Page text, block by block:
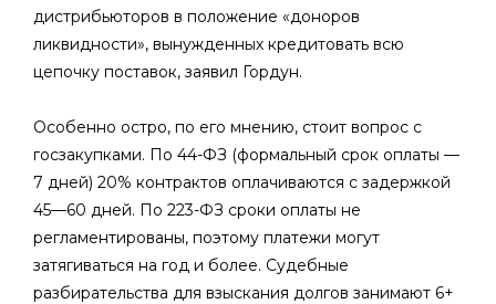
дистрибьюторов в положение «доноров
ликвидности», вынужденных кредитовать всю
цепочку поставок, заявил Гордун.
Особенно остро, по его мнению, стоит вопрос с
госзакупками. По 44-ФЗ (формальный срок оплаты —
7 дней) 20% контрактов оплачиваются с задержкой
45—60 дней. По 223-ФЗ сроки оплаты не
регламентированы, поэтому платежи могут
затягиваться на год и более. Судебные
разбирательства для взыскания долгов занимают 6+